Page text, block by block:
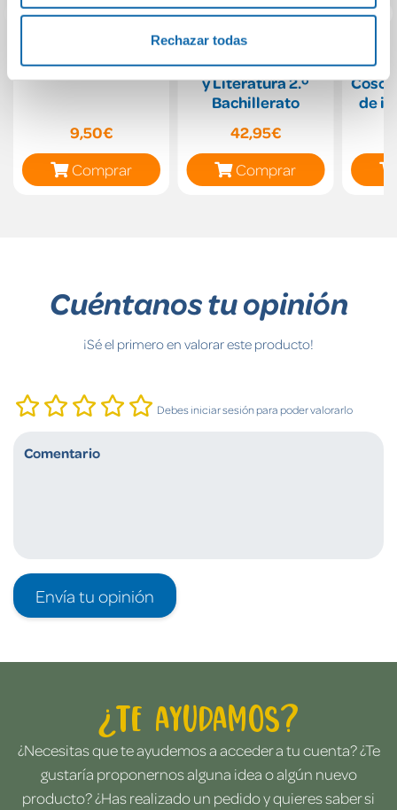
Rechazar todas
Un duende a rayas
9,50€
Comprar
Lengua castellana
y Literatura 2.º
Bachillerato
42,95€
Comprar
de
Cuéntanos tu opinión
¡Sé el primero en valorar este producto!
Debes iniciar sesión para poder valorarlo
Envía tu opinión
¿Te ayudamos?
¿Necesitas que te ayudemos a acceder a tu cuenta? ¿Te
gustaría proponernos alguna idea o algún nuevo
producto? ¿Has realizado un pedido y quieres saber si